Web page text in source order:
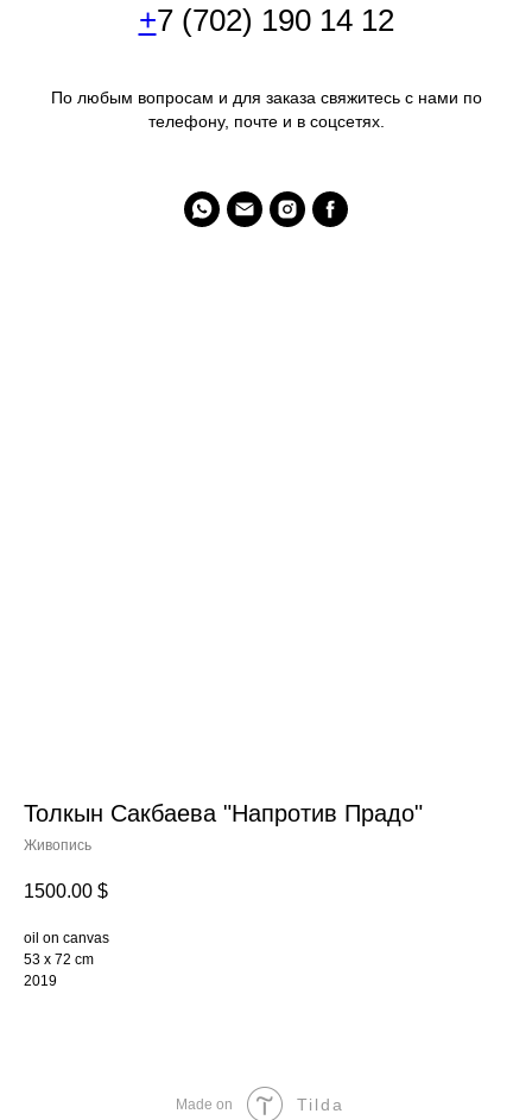
+7 (702) 190 14 12
По любым вопросам и для заказа свяжитесь с нами по
телефону, почте и в соцсетях.
Толкын Сакбаева "Напротив Прадо"
Живопись
1500.00 $
oil on canvas
53 x 72 cm
2019
Made on Tilda